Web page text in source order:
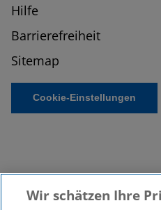
Hilfe
Barrierefreiheit
Sitemap
Cookie-Einstellungen
Wir schätzen Ihre